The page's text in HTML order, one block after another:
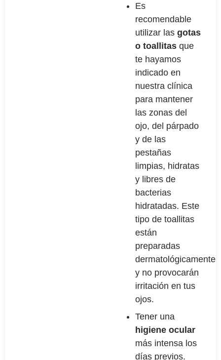
Es
recomendable
utilizar las gotas
o toallitas que
te hayamos
indicado en
nuestra clínica
para mantener
las zonas del
ojo, del párpado
y de las
pestañas
limpias, hidratas
y libres de
bacterias
hidratadas. Este
tipo de toallitas
están
preparadas
dermatológicamente
y no provocarán
irritación en tus
ojos.
Tener una
higiene ocular
más intensa los
días previos.